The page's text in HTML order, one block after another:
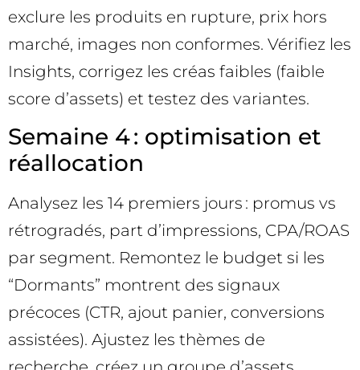
exclure les produits en rupture, prix hors
marché, images non conformes. Vérifiez les
Insights, corrigez les créas faibles (faible
score d’assets) et testez des variantes.
Semaine 4 : optimisation et
réallocation
Analysez les 14 premiers jours : promus vs
rétrogradés, part d’impressions, CPA/ROAS
par segment. Remontez le budget si les
“Dormants” montrent des signaux
précoces (CTR, ajout panier, conversions
assistées). Ajustez les thèmes de